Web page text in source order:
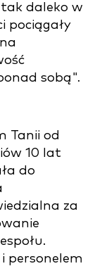
daleko w
pociągały
sobą".
Tanii od
10 lat
do
za
personelem